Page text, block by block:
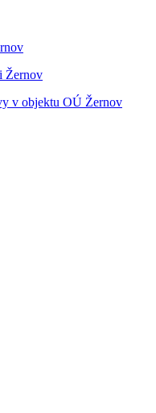
Žernov
v objektu OÚ Žernov